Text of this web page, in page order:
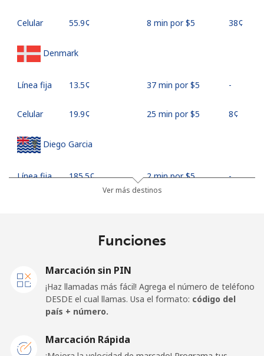
Celular ⁦55.9¢⁩ 8 min por ⁦$5⁩ ⁦38¢⁩
Denmark
Línea fija ⁦13.5¢⁩ 37 min por ⁦$5⁩ -
Celular ⁦19.9¢⁩ 25 min por ⁦$5⁩ ⁦8¢⁩
Diego Garcia
Línea fija ⁦185.5¢⁩ 2 min por ⁦$5⁩ -
Línea fija ⁦43.5¢⁩
⁦43.5¢⁩ 11 min por ⁦$5⁩ ⁦14¢⁩
Ver más destinos
Funciones
Marcación sin PIN
¡Haz llamadas más fácil! Agrega el número de teléfono
DESDE el cual llamas. Usa el formato: código del
país + número.
Marcación Rápida